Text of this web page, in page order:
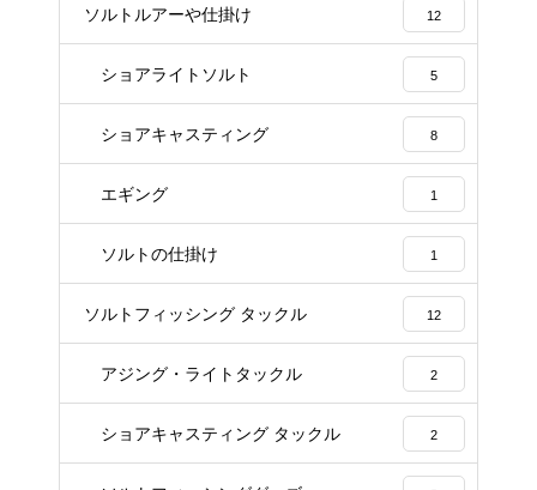
ソルトルアーや仕掛け 12
ショアライトソルト 5
ショアキャスティング 8
エギング 1
ソルトの仕掛け 1
ソルトフィッシング タックル 12
アジング・ライトタックル 2
ショアキャスティング タックル 2